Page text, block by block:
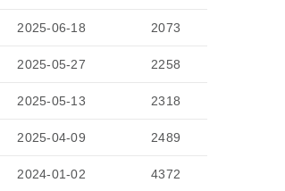
2025-06-18 2073
2025-05-27 2258
2025-05-13 2318
2025-04-09 2489
2024-01-02 4372